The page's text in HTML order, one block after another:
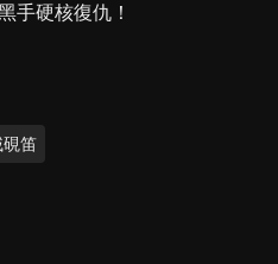
手硬核復仇！
硯笛